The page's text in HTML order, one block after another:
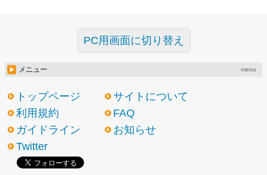
PC用画面に切り替え
メニュー menu
トップページ
サイトについて
利用規約
FAQ
ガイドライン
お知らせ
Twitter